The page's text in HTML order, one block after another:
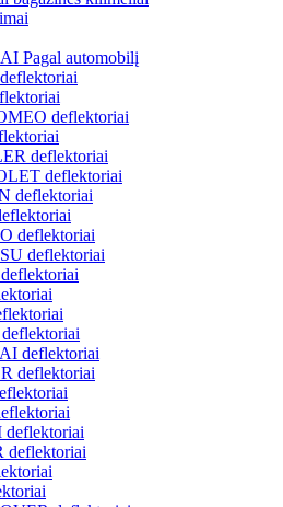
Pagal automobilį
deflektoriai
deflektoriai
deflektoriai
deflektoriai
deflektoriai
deflektoriai
deflektoriai
deflektoriai
deflektoriai